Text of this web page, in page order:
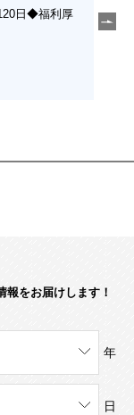
日◆福利厚
【事
実◆
をお届けします！
年
日